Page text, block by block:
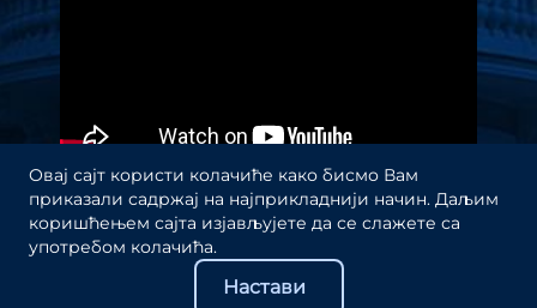
Овај сајт користи колачиће како бисмо Вам
приказали садржај на најприкладнији начин. Даљим
коришћењем сајта изјављујете да се слажете са
употребом колачића.
Настави